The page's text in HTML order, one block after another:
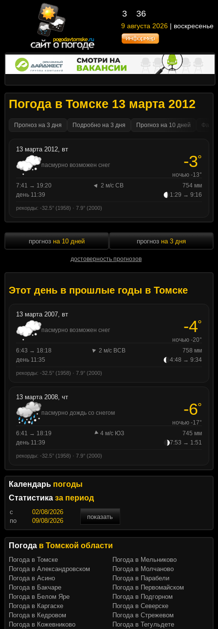
3 36
9 августа 2026 | воскресенье
Погода в Томске 13 марта 2012
Прогноз на 3 дня Подробно на 3 дня Прогноз на 10 дней
13 марта 2012, вт
пасмурно возможен снег -3°
ночью -13°
7:41 → 19:20
2 м/с СВ
754 мм
день 11:39
1:29 → 9:16
рекорды: -32.5° (1958) · 7.9° (2000)
прогноз на 10 дней
достоверность прогнозов
прогноз на 3 дня
Этот день в прошлые годы в Томске
13 марта 2007, вт
пасмурно возможен снег -4°
ночью -20°
6:43 → 18:18
2 м/с ВСВ
758 мм
день 11:35
4:48 → 9:34
рекорды: -32.5° (1958) · 7.9° (2000)
13 марта 2008, чт
пасмурно дождь со снегом -6°
ночью -17°
6:41 → 18:19
4 м/с ЮЗ
745 мм
день 11:39
7:53 → 1:51
рекорды: -32.5° (1958) · 7.9° (2000)
Календарь погоды
Статистика за период
c
показать
по
Погода в Томской области
Погода в Томске
Погода в Александровском
Погода в Асино
Погода в Бакчаре
Погода в Белом Яре
Погода в Каргаске
Погода в Кедровом
Погода в Кожевниково
Погода в Мельниково
Погода в Молчаново
Погода в Парабели
Погода в Первомайском
Погода в Подгорном
Погода в Северске
Погода в Стрежевом
Погода в Тегульдете